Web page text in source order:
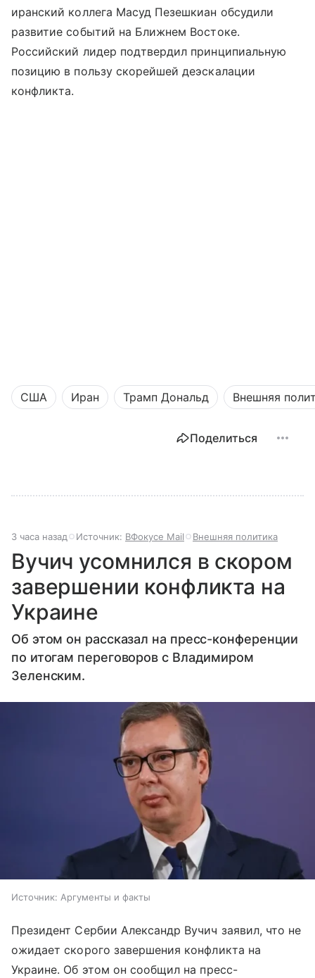
иранский коллега Масуд Пезешкиан обсудили
развитие событий на Ближнем Востоке.
Российский лидер подтвердил принципиальную
позицию в пользу скорейшей деэскалации
конфликта.
США Иран Трамп Дональд Внешняя
Поделиться
3 часа назад Источник: ВФокусе Mail Внешняя политика
Вучич усомнился в скором
завершении конфликта на
Украине
Об этом он рассказал на пресс-конференции
по итогам переговоров с Владимиром
Зеленским.
Источник: Аргументы и факты
Президент Сербии Александр Вучич заявил, что не
ожидает скорого завершения конфликта на
Украине. Об этом он сообщил на пресс-